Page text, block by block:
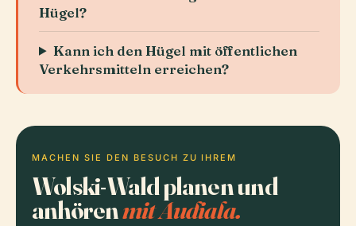
Hügel?
Kann ich den Hügel mit öffentlichen
Verkehrsmitteln erreichen?
MACHEN SIE DEN BESUCH ZU IHREM
Wolski-Wald planen und
anhörenmit Audiala.